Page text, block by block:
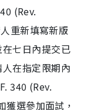
(Rev.
重新填寫新版
七日內提交已
在指定限期內
340 (Rev.
選參加面試，